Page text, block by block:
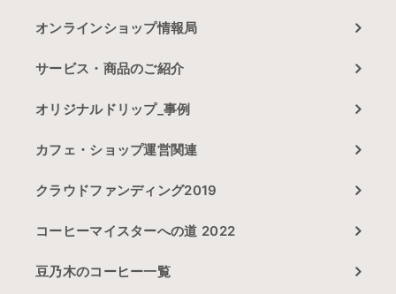
オンラインショップ情報局
サービス・商品のご紹介
オリジナルドリップ_事例
カフェ・ショップ運営関連
クラウドファンディング2019
コーヒーマイスターへの道 2022
豆乃木のコーヒー一覧